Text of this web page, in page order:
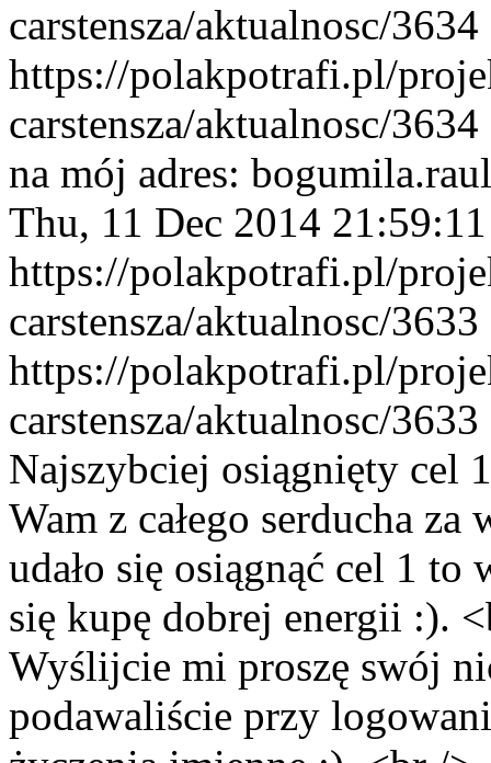
carstensza/aktualnosc/3634
https://polakpotrafi.pl/
carstensza/aktualnosc/3634
na mój adres:
Thu, 11 Dec 2014
https://polakpotrafi.pl/
carstensza/aktualnosc/3633
https://polakpotrafi.pl/
carstensza/aktualnosc/3633
Najszybciej osiągnięty cel
Wam z całego serducha
udało się osiągnąć cel 1
się kupę dobrej energii :).
Wyślijcie mi proszę swój
podawaliście przy